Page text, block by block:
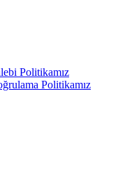
Politikamız
Politikamız